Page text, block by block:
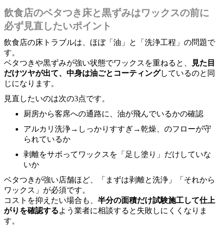
飲食店のベタつき床と黒ずみはワックスの前に
必ず見直したいポイント
飲食店の床トラブルは、ほぼ「油」と「洗浄工程」の問題で
す。
ベタつきや黒ずみが強い状態でワックスを重ねると、
見た目
だけツヤが出て、中身は油ごとコーティングしているのと同
じになります。
見直したいのは次の3点です。
厨房から客席への通路に、油が飛んでいるかの確認
アルカリ洗浄→しっかりすすぎ→乾燥、のフローが守
られているか
剥離をサボってワックスを「足し塗り」だけしていな
いか
ベタつきが強い店舗ほど、「まずは剥離と洗浄」「それから
ワックス」が必須です。
コストを抑えたい場合も、 半分の面積だけ試験施工して仕上
がりを確認するよう業者に相談すると失敗しにくくなりま
す。